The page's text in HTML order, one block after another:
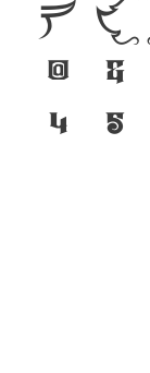
) [
@
&
4
5